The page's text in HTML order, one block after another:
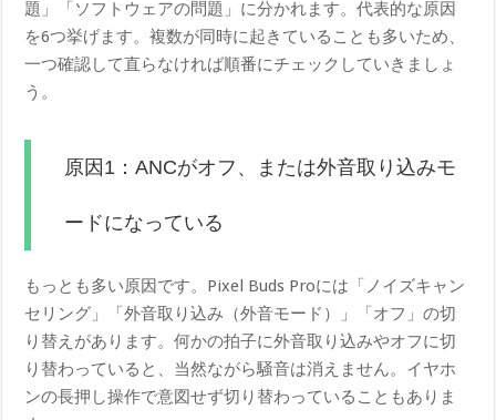
題」「ソフトウェアの問題」に分かれます。代表的な原因
を6つ挙げます。複数が同時に起きていることも多いため、
一つ確認して直らなければ順番にチェックしていきましょ
う。
原因1：ANCがオフ、または外音取り込みモ
ードになっている
もっとも多い原因です。Pixel Buds Proには「ノイズキャン
セリング」「外音取り込み（外音モード）」「オフ」の切
り替えがあります。何かの拍子に外音取り込みやオフに切
り替わっていると、当然ながら騒音は消えません。イヤホ
ンの長押し操作で意図せず切り替わっていることもありま